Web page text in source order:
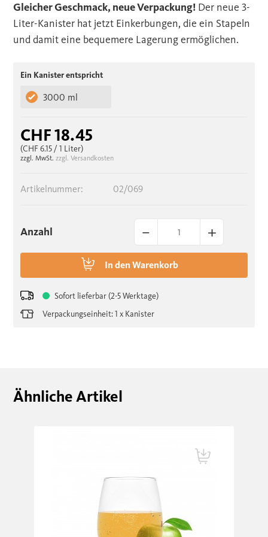
Gleicher Geschmack, neue Verpackung! Der neue 3-
Liter-Kanister hat jetzt Einkerbungen, die ein Stapeln
und damit eine bequemere Lagerung ermöglichen.
Ein Kanister entspricht
3000 ml
CHF 18.45
(CHF 6.15/ 1 Liter)
zzgl. MwSt. zzgl. Versandkosten
Sofort lieferbar (2-5 Werktage)
Verpackungseinheit: 1 x Kanister
Artikelnummer: 02/069
Anzahl – +
In den Warenkorb
Ähnliche Artikel